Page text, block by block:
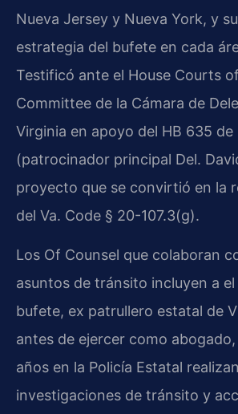
Nueva Jersey y Nueva York, y
estrategia del bufete en cada
Testificó ante el House Courts
Committee de la Cámara de
Virginia en apoyo del HB 635 de
(patrocinador principal Del.
proyecto que se convirtió en la
del Va. Code § 20-107.3(g).
Los Of Counsel que colaboran
asuntos de tránsito incluyen a el
bufete, ex patrullero estatal de
antes de ejercer como
años en la Policía Estatal
investigaciones de tránsito y